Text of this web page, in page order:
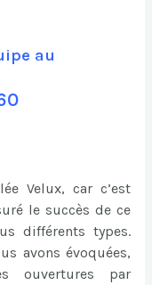
au
Velux, car c’est
le succès de ce
différents types.
avons évoquées,
ouvertures par